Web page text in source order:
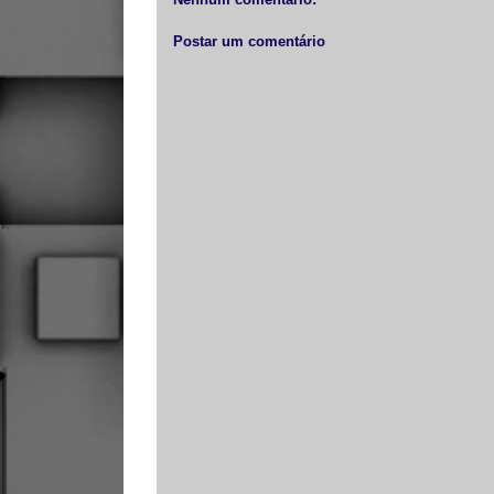
r
Postar um comentário